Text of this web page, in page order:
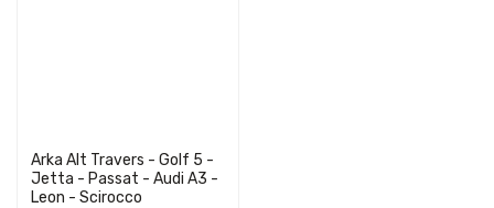
Arka Alt Travers - Golf 5 -
Jetta - Passat - Audi A3 -
Leon - Scirocco